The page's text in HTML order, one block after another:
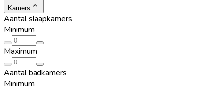
Kamers
Aantal slaapkamers
Minimum
Maximum
Aantal badkamers
Minimum